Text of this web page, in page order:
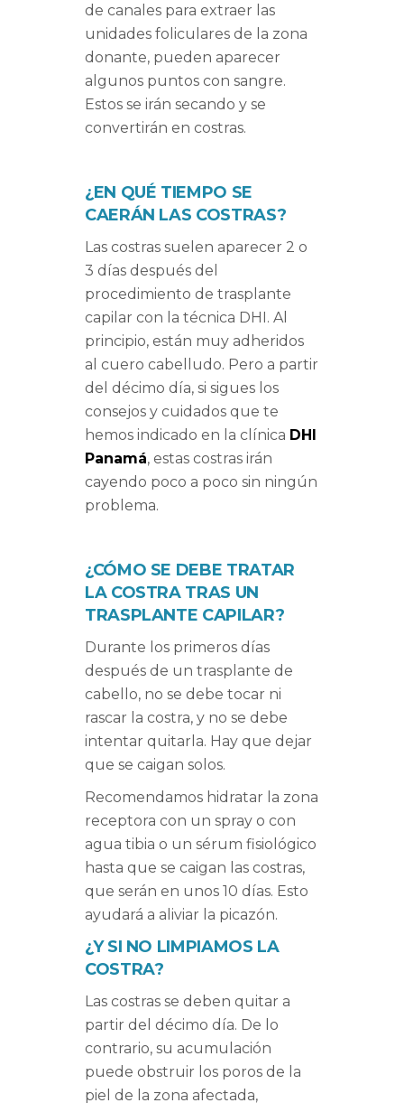
de canales para extraer las
unidades foliculares de la zona
donante, pueden aparecer
algunos puntos con sangre.
Estos se irán secando y se
convertirán en costras.
¿EN QUÉ TIEMPO SE
CAERÁN LAS COSTRAS?
Las costras suelen aparecer 2 o
3 días después del
procedimiento de trasplante
capilar con la técnica DHI. Al
principio, están muy adheridos
al cuero cabelludo. Pero a partir
del décimo día, si sigues los
consejos y cuidados que te
hemos indicado en la clínica DHI
Panamá, estas costras irán
cayendo poco a poco sin ningún
problema.
¿CÓMO SE DEBE TRATAR
LA COSTRA TRAS UN
TRASPLANTE CAPILAR?
Durante los primeros días
después de un trasplante de
cabello, no se debe tocar ni
rascar la costra, y no se debe
intentar quitarla. Hay que dejar
que se caigan solos.
Recomendamos hidratar la zona
receptora con un spray o con
agua tibia o un sérum fisiológico
hasta que se caigan las costras,
que serán en unos 10 días. Esto
ayudará a aliviar la picazón.
¿Y SI NO LIMPIAMOS LA
COSTRA?
Las costras se deben quitar a
partir del décimo día. De lo
contrario, su acumulación
puede obstruir los poros de la
piel de la zona afectada,